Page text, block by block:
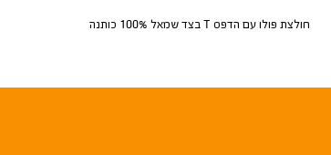
חולצת פולו עם הדפס T בצד שמאל 100% כותנה